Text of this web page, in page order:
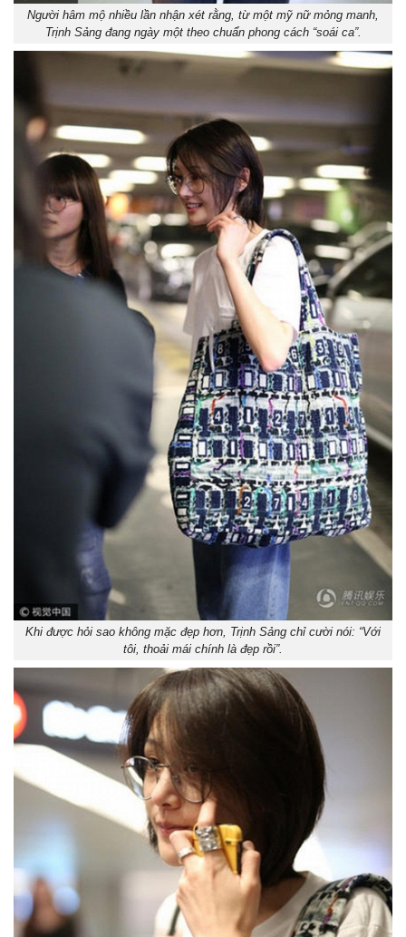
Người hâm mộ nhiều lần nhận xét rằng, từ một mỹ nữ mỏng manh,
Trịnh Sảng đang ngày một theo chuẩn phong cách “soái ca”.
Khi được hỏi sao không mặc đẹp hơn, Trịnh Sảng chỉ cười nói: “Với
tôi, thoải mái chính là đẹp rồi”.